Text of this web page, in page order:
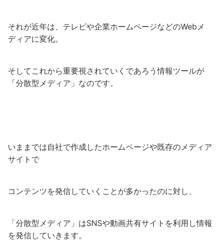
それが近年は、テレビや企業ホームページなどのWebメ
ディアに変化。
そしてこれから重要視されていくであろう情報ツールが
「分散型メディア」なのです。
いままでは自社で作成したホームページや既存のメディア
サイトで
コンテンツを発信していくことが多かったのに対し、
「分散型メディア」はSNSや動画共有サイトを利用し情報
を発信していきます。